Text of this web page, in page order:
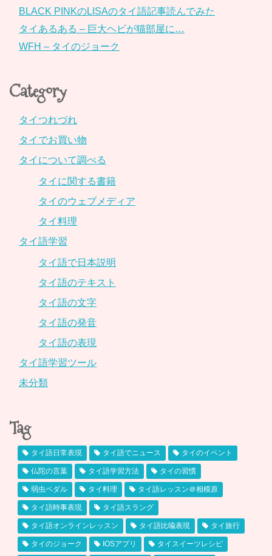
BLACK PINKのLISAのタイ語記事読んでみた
タイあるある – 巨大ヘビが猫部屋に…
WFH – タイのジョーク
Category
タイつれづれ
タイでお買い物
タイについて調べる
タイに関する書籍
タイのウェブメディア
タイ料理
タイ語学習
タイ語で日本説明
タイ語のテキスト
タイ語の文字
タイ語の発音
タイ語の表現
タイ語学習ツール
未分類
Tag
タイ語日常表現 タイ語でニュース タイのイベント
仏陀の言葉 タイ語学習方法 タイの習慣
弱虫ペダル タイ料理 タイ語レッスン＠相模原
タイ語時事表現 タイ語スラング
タイ語オンラインレッスン タイ語比喩表現 タイ旅行
タイのジョーク IOSアプリ タイスイーツレシピ